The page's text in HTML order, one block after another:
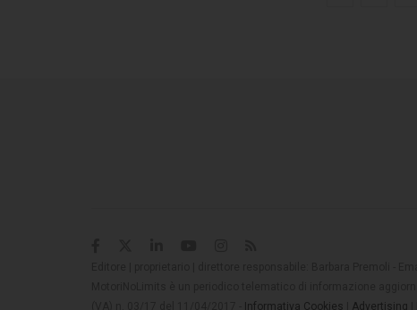
Informativa Cookies Advertising